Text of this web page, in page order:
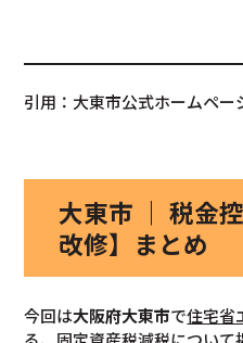
引用：大東市公式ホームペー
大東市 ｜ 税金
改修】まとめ
今回は大阪府大東市で住宅省